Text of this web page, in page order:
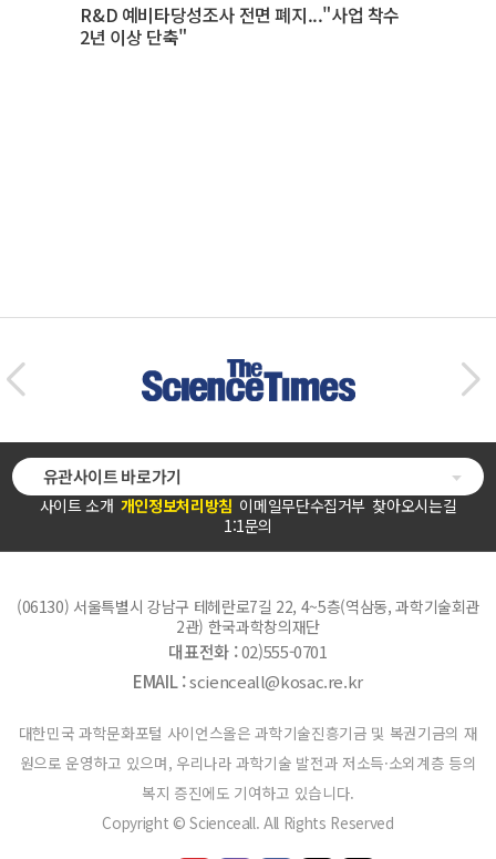
R&D 예비타당성조사 전면 폐지..."사업 착수
2년 이상 단축"
사이트 소개 개인정보처리방침 이메일무단수집거부 찾아오시는길
1:1문의
유관사이트 바로가기
(06130) 서울특별시 강남구 테헤란로7길 22, 4~5층(역삼동, 과학기술회관
2관) 한국과학창의재단
대표전화 :02)555-0701
EMAIL :scienceall@kosac.re.kr
대한민국 과학문화포털 사이언스올은 과학기술진흥기금 및 복권기금의 재
원으로 운영하고 있으며, 우리나라 과학기술 발전과 저소득·소외계층 등의
복지 증진에도 기여하고 있습니다.
Copyright © Scienceall. All Rights Reserved